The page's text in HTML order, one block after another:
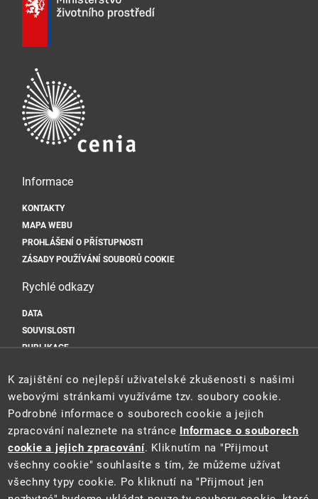
Informace
KONTAKTY
MAPA WEBU
PROHLÁŠENÍ O PŘÍSTUPNOSTI
ZÁSADY POUŽÍVÁNÍ SOUBORŮ COOKIE
Rychlé odkazy
DATA
SOUVISLOSTI
PUBLIKACE
Sociální sítě
Tento web je součástí Informačního systému pro statistiku a reporting
K zajištění co nejlepší uživatelské zkušenosti s našimi
webovými stránkami využíváme tzv. soubory cookie.
Podrobné informace o souborech cookie a jejich
zpracování naleznete na stránce Informace o souborech
cookie a jejich zpracování. Kliknutím na "Přijmout
všechny cookie" souhlasíte s tím, že můžeme užívat
všechny typy cookie. Po kliknutí na "Přijmout jen